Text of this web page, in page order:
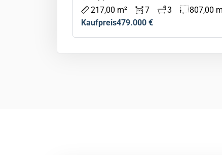
217,00 m²
7 3
807,00
Kaufpreis479.000 €